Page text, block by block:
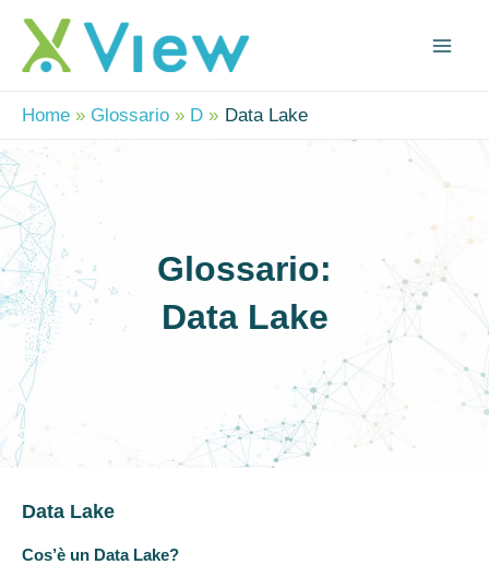
Vai
contenuto
Home Glossario D Data Lake
Glossario:
Data Lake
Data Lake
Cos’è un Data Lake?